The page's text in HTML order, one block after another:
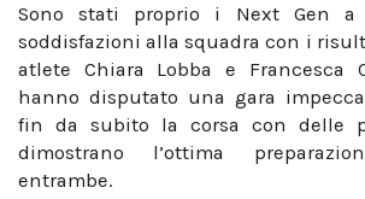
Sono stati proprio i Next Gen a
soddisfazioni alla squadra con i
atlete Chiara Lobba e Francesca
hanno disputato una gara
fin da subito la corsa con delle
dimostrano l’ottima
entrambe.